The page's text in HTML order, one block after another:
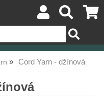
Cord Yarn - džínová